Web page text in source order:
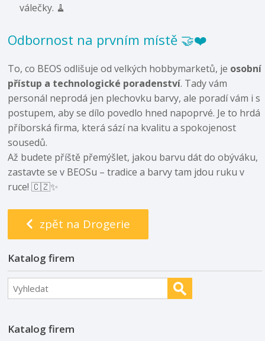
válečky. 🧹
Odbornost na prvním místě 🤝❤️
To, co BEOS odlišuje od velkých hobbymarketů, je osobní
přístup a technologické poradenství. Tady vám
personál neprodá jen plechovku barvy, ale poradí vám i s
postupem, aby se dílo povedlo hned napoprvé. Je to hrdá
příborská firma, která sází na kvalitu a spokojenost
sousedů.
Až budete příště přemýšlet, jakou barvu dát do obýváku,
zastavte se v BEOSu – tradice a barvy tam jdou ruku v
ruce! 🇨🇿✨
zpět na Drogerie
Katalog firem
Katalog firem